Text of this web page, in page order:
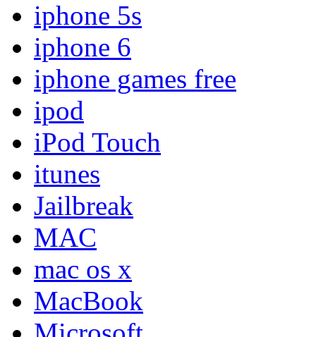
iphone 5s
iphone 6
iphone games free
ipod
iPod Touch
itunes
Jailbreak
MAC
mac os x
MacBook